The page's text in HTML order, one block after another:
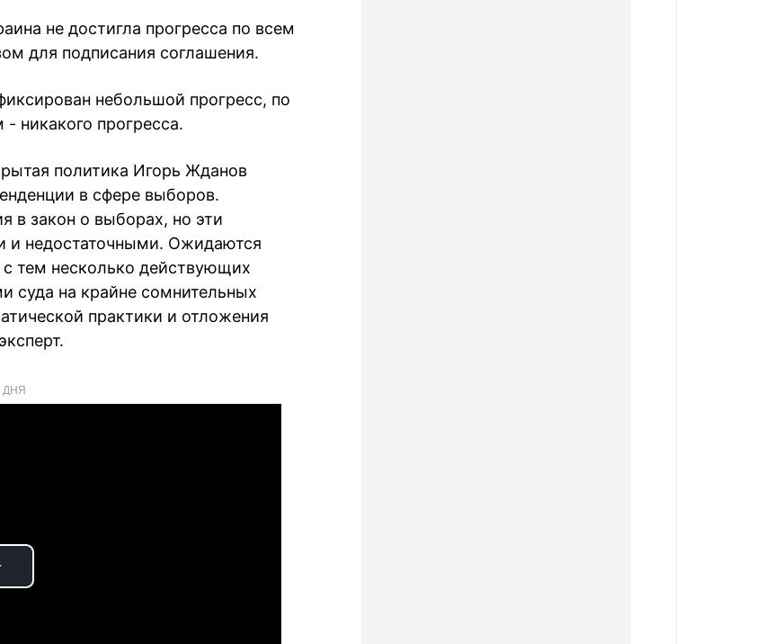
не достигла прогресса по всем
для подписания соглашения.
небольшой прогресс, по
никакого прогресса.
политика Игорь Жданов
в сфере выборов.
в закон о выборах, но эти
и недостаточными. Ожидаются
тем несколько действующих
суда на крайне сомнительных
практики и отложения
ДНЯ